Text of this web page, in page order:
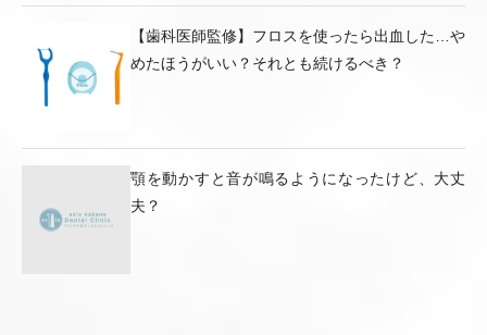
【歯科医師監修】フロスを使ったら出血した…や
めたほうがいい？それとも続けるべき？
顎を動かすと音が鳴るようになったけど、大丈
夫？